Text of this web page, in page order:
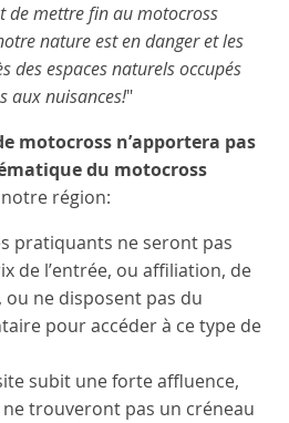
de mettre fin au motocross
nature est en danger et les
des espaces naturels occupés
aux nuisances!"
motocross n’apportera pas
du motocross
région:
pratiquants ne seront pas
de l’entrée, ou affiliation, de
ne disposent pas du
pour accéder à ce type de
subit une forte affluence,
trouveront pas un créneau